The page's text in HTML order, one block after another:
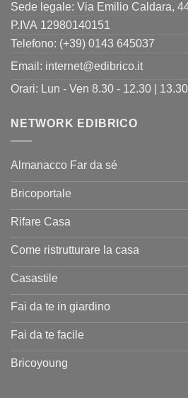
Sede legale: Via Emilio Caldara,
P.IVA 12980140151
Telefono: (+39) 0143 645037
Email: internet@edibrico.it
Orari: Lun - Ven 8.30 - 12.30 |
NETWORK EDIBRICO
Almanacco Far da sé
Bricoportale
Rifare Casa
Come ristrutturare la casa
Casastile
Fai da te in giardino
Fai da te facile
Bricoyoung